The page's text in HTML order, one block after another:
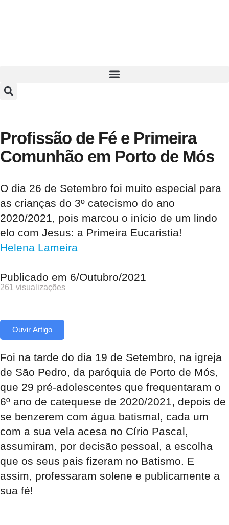
Profissão de Fé e Primeira
Comunhão em Porto de Mós
O dia 26 de Setembro foi muito especial para
as crianças do 3º catecismo do ano
2020/2021, pois marcou o início de um lindo
elo com Jesus: a Primeira Eucaristia!
Helena Lameira
Publicado em 6/Outubro/2021
261 visualizações
Ouvir Artigo
Foi na tarde do dia 19 de Setembro, na igreja
de São Pedro, da paróquia de Porto de Mós,
que 29 pré-adolescentes que frequentaram o
6º ano de catequese de 2020/2021, depois de
se benzerem com água batismal, cada um
com a sua vela acesa no Círio Pascal,
assumiram, por decisão pessoal, a escolha
que os seus pais fizeram no Batismo. E
assim, professaram solene e publicamente a
sua fé!